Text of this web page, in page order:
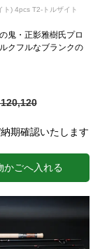
ト) 4pcs T2-トルザイト
鬼・正影雅樹氏プロ
クフルなブランクの
期確認いたします
かごへ入れる